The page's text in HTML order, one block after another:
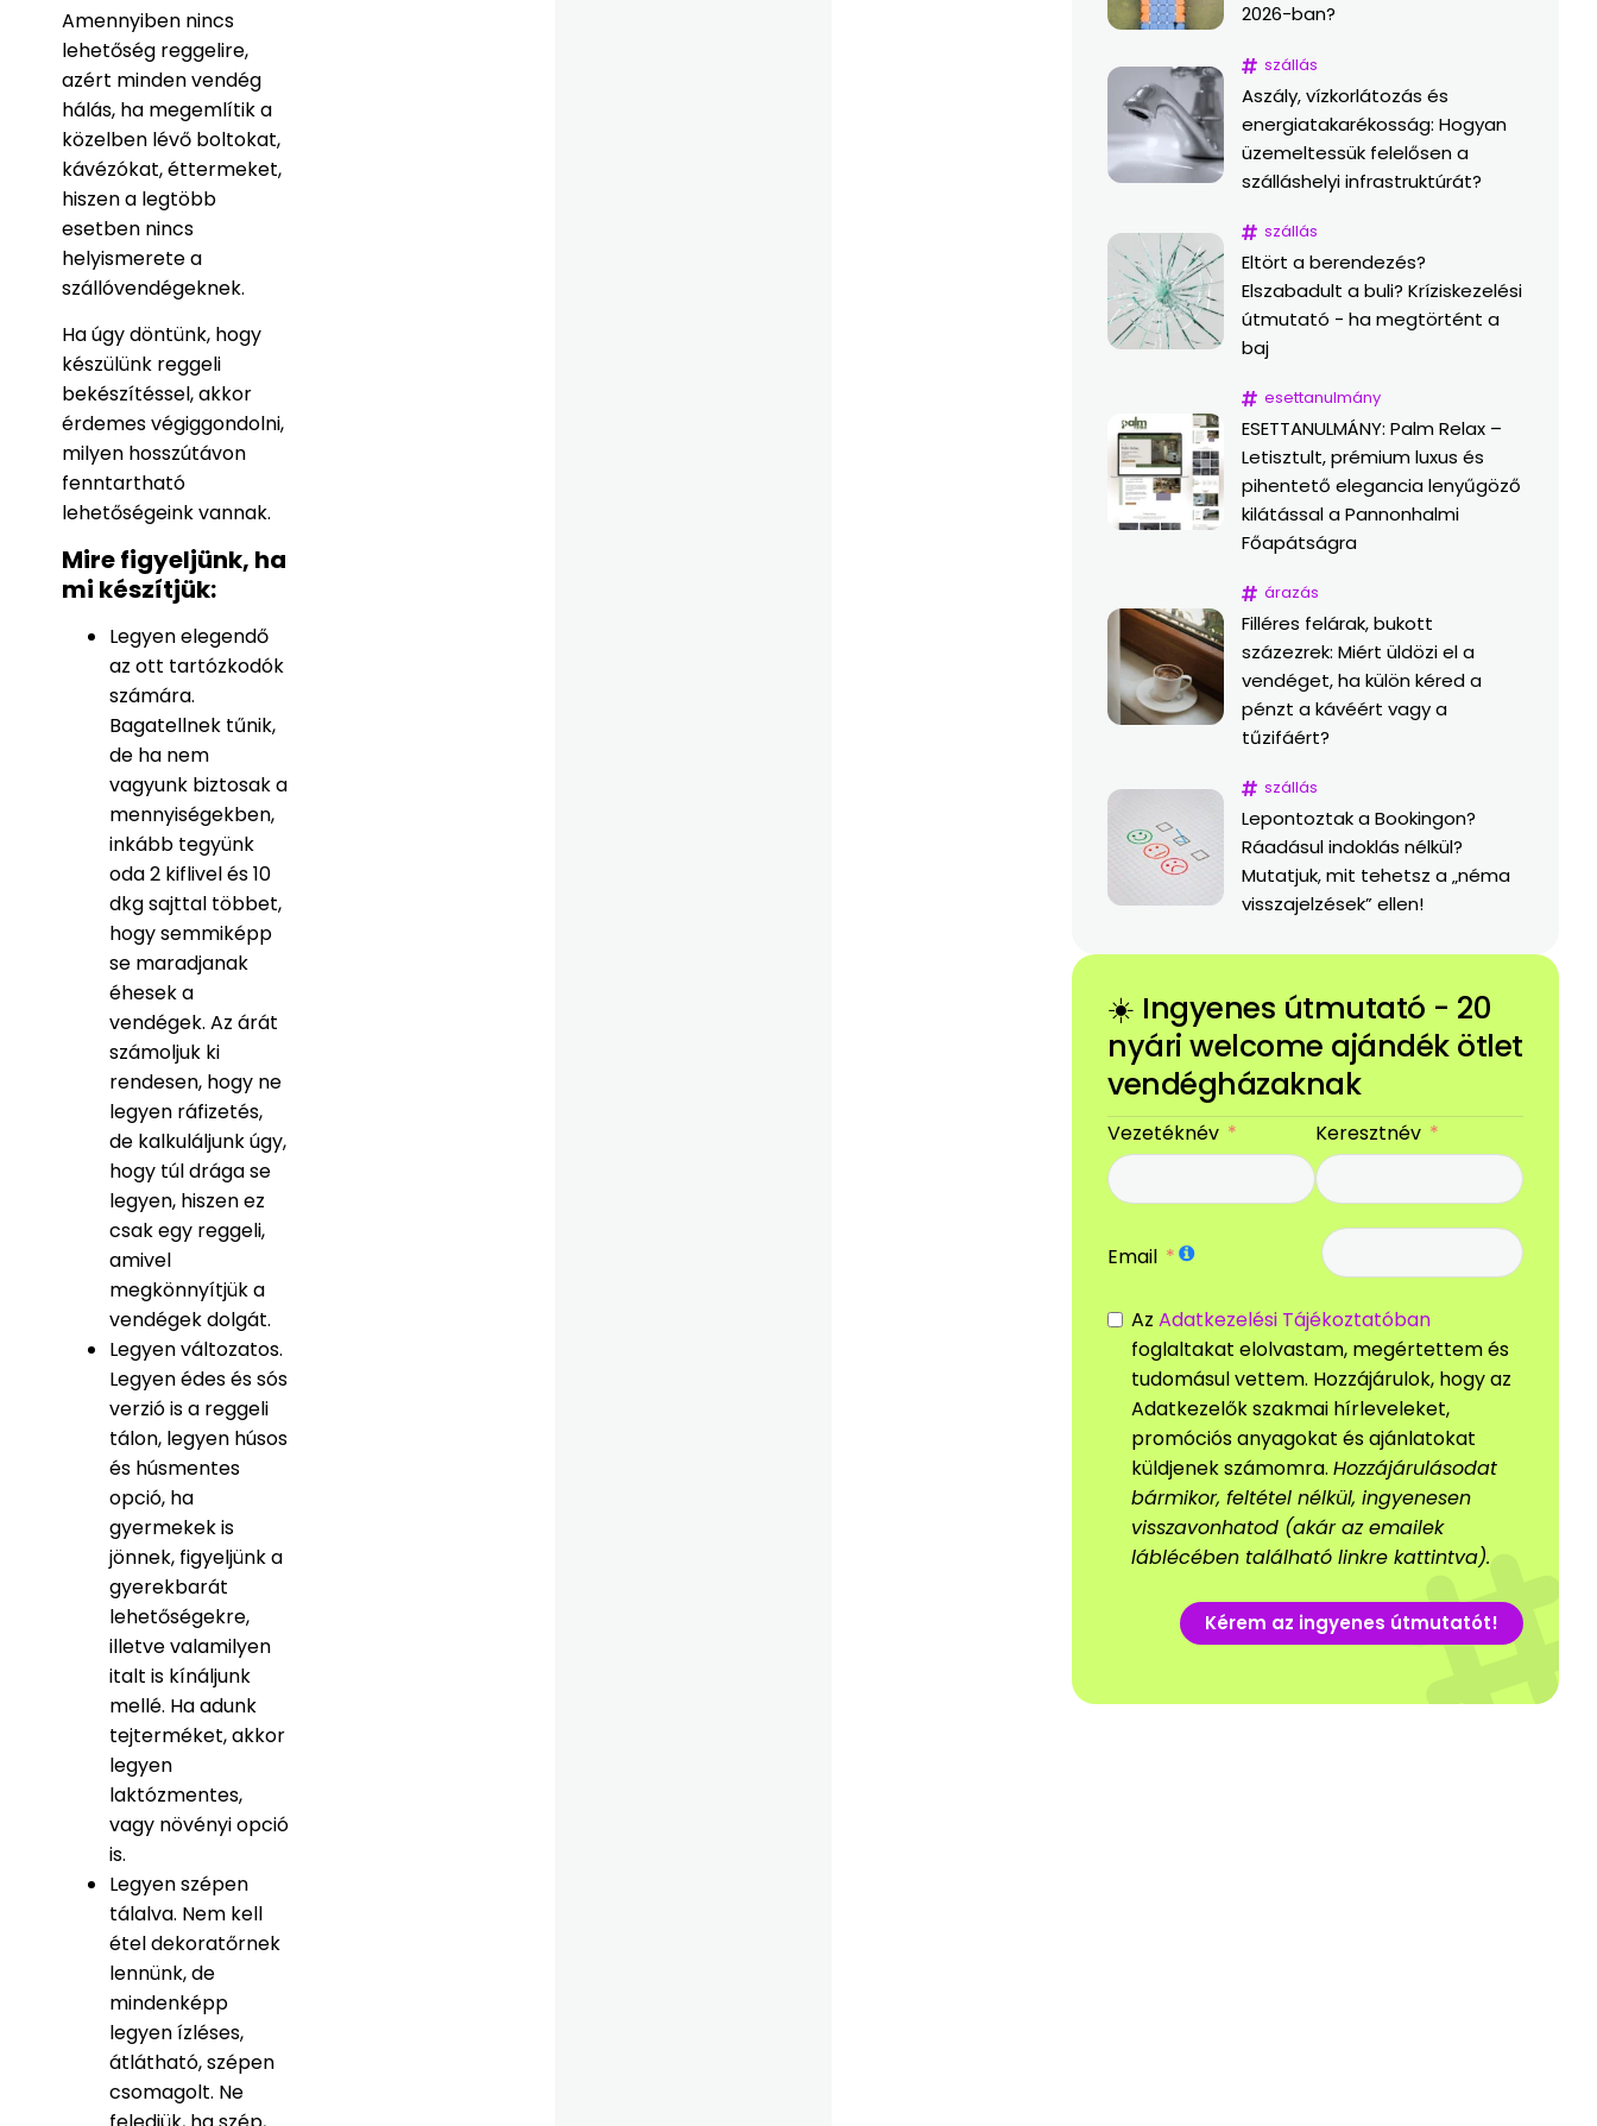
Amennyiben nincs
lehetőség reggelire,
azért minden vendég
hálás, ha megemlítik a
közelben lévő boltokat,
kávézókat, éttermeket,
hiszen a legtöbb
esetben nincs
helyismerete a
szállóvendégeknek.
Ha úgy döntünk, hogy
készülünk reggeli
bekészítéssel, akkor
érdemes végiggondolni,
milyen hosszútávon
fenntartható
lehetőségeink vannak.
Mire figyeljünk, ha
mi készítjük:
Legyen elegendő
az ott tartózkodók
számára.
Bagatellnek tűnik,
de ha nem
vagyunk biztosak a
mennyiségekben,
inkább tegyünk
oda 2 kiflivel és 10
dkg sajttal többet,
hogy semmiképp
se maradjanak
éhesek a
vendégek. Az árát
számoljuk ki
rendesen, hogy ne
legyen ráfizetés,
de kalkuláljunk úgy,
hogy túl drága se
legyen, hiszen ez
csak egy reggeli,
amivel
megkönnyítjük a
vendégek dolgát.
Legyen változatos.
Legyen édes és sós
verzió is a reggeli
tálon, legyen húsos
és húsmentes
opció, ha
gyermekek is
jönnek, figyeljünk a
gyerekbarát
lehetőségekre,
illetve valamilyen
italt is kínáljunk
mellé. Ha adunk
tejterméket, akkor
legyen
laktózmentes,
vagy növényi opció
is.
Legyen szépen
tálalva. Nem kell
étel dekoratőrnek
lennünk, de
mindenképp
legyen ízléses,
átlátható, szépen
csomagolt. Ne
2026-ban?
szállás
Aszály, vízkorlátozás és
energiatakarékosság: Hogyan
üzemeltessük felelősen a
szálláshelyi infrastruktúrát?
szállás
Eltört a berendezés?
Elszabadult a buli? Kríziskezelési
útmutató - ha megtörtént a
baj
esettanulmány
ESETTANULMÁNY: Palm Relax –
Letisztult, prémium luxus és
pihentető elegancia lenyűgöző
kilátással a Pannonhalmi
Főapátságra
árazás
Filléres felárak, bukott
százezrek: Miért üldözi el a
vendéget, ha külön kéred a
pénzt a kávéért vagy a
tűzifáért?
szállás
Lepontoztak a Bookingon?
Ráadásul indoklás nélkül?
Mutatjuk, mit tehetsz a „néma
visszajelzések” ellen!
☀️ Ingyenes útmutató - 20
nyári welcome ajándék ötlet
vendégházaknak
Vezetéknév Keresztnév
Email
AzAdatkezelési Tájékoztatóban
foglaltakat elolvastam, megértettem és
tudomásul vettem. Hozzájárulok, hogy az
Adatkezelők szakmai hírleveleket,
promóciós anyagokat és ajánlatokat
küldjenek számomra.Hozzájárulásodat
bármikor, feltétel nélkül, ingyenesen
visszavonhatod (akár az emailek
láblécében található linkre kattintva).
Kérem az ingyenes útmutatót!